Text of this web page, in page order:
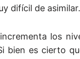
difícil de asimilar.
los
bien es cierto